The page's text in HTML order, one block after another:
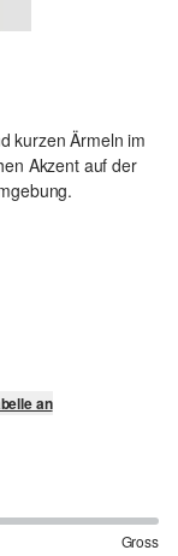
kurzen Ärmeln im
Akzent auf der
an
Gross